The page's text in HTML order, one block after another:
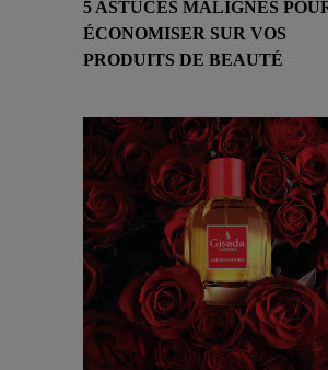
5 ASTUCES MALIGNES
ÉCONOMISER SUR VOS
PRODUITS DE BEAUTÉ